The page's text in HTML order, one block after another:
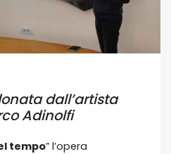
dall’artista
Adinolfi
tempo” l’opera